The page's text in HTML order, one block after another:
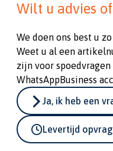
Wilt u advies
We doen ons best u
Weet u al een
zijn voor
WhatsAppBusiness
Ja, ik heb een
Levertijd